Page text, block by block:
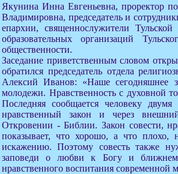
Якунина Инна Евгеньевна, проректор
Владимировна, председатель и
епархии, священнослужители
образовательных организаций
общественности.
Заседание приветственным словом
обратился председатель отдела
Алексий Иванов: «Наше сегодняшнее
молодежи. Нравственность с духовной
Последняя сообщается человеку
нравственный закон и через
Откровении - Библии. Закон совести,
показывает, что хорошо, а что плохо,
искажению. Поэтому совесть также
заповеди о любви к Богу и
нравственного воспитания современной